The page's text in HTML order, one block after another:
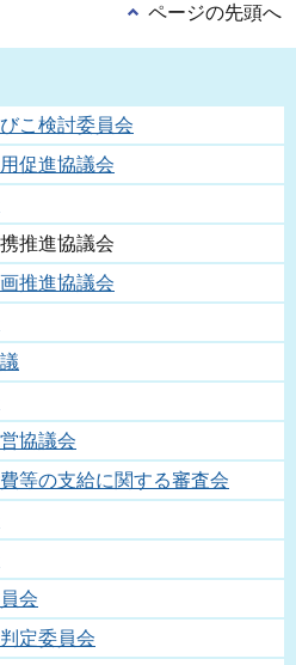
ページの先頭へ
こ検討委員会
促進協議会
推進協議会
推進協議会
協議会
等の支給に関する審査会
会
定委員会